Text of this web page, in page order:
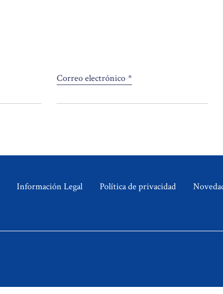
Correo electrónico *
Información Legal Política de privacidad